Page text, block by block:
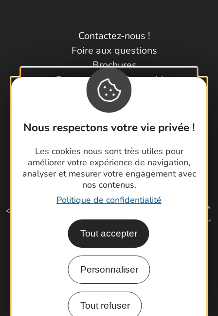
Nous respectons votre vie privée !
Les cookies nous sont très utiles pour
améliorer votre expérience de navigation,
analyser et mesurer votre engagement avec
nos contenus.
Politique de confidentialité
Tout accepter
Personnaliser
Tout refuser
Contactez-nous !
Foire aux questions
Brochures
Cartoguides et Topoguides
Latitude Gard
Comment venir ?
Espace Pro
Observatoire